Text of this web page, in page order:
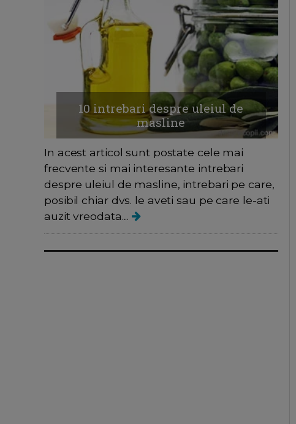
10 intrebari despre uleiul de
masline
In acest articol sunt postate cele mai
frecvente si mai interesante intrebari
despre uleiul de masline, intrebari pe care,
posibil chiar dvs. le aveti sau pe care le-ati
auzit vreodata....